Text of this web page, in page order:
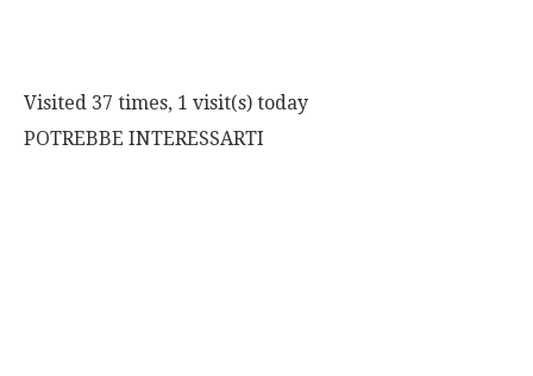
Visited 37 times, 1 visit(s) today
POTREBBE INTERESSARTI